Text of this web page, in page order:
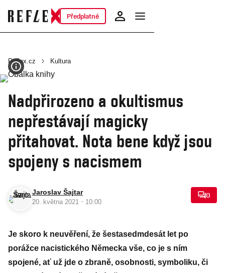
Předplatné
Reflex.cz Kultura
Nadpřirozeno a okultismus
nepřestávají magicky
přitahovat. Nota bene když jsou
spojeny s nacismem
Jaroslav Šajtar
20. května 2021 · 10:00
0
Je skoro k neuvěření, že šestasedmdesát let po
porážce nacistického Německa vše, co je s ním
spojené, ať už jde o zbraně, osobnosti, symboliku, či